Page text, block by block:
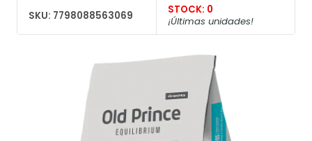
SKU: 7798088563069 STOCK: 0
¡Últimas unidades!